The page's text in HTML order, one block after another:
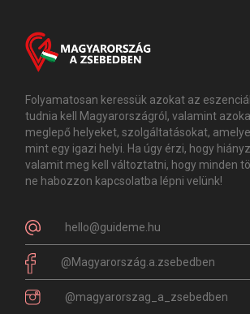
Folyamatosan keressük azokat az
tudnia kell Magyarországról, valamint
meglepő helyeket, szolgáltatásokat,
mint egy igazi helyi. Ha úgy érzi, hogy
valamit meg kell változtatni, hogy minden
ne habozzon kapcsolatba lépni velünk!
hello@guideme.hu
@Magyarország.a.zsebedben
@magyarorszag_a_zsebedben